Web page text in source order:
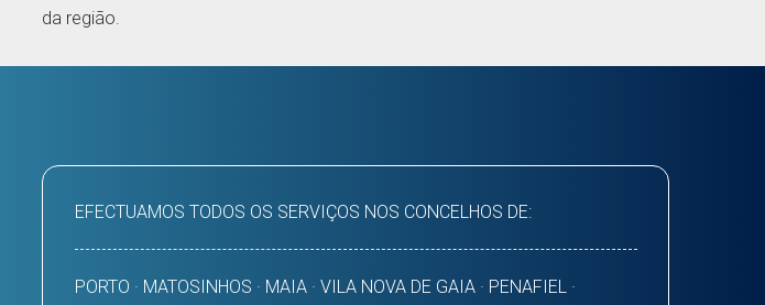
da região.
EFECTUAMOS TODOS OS SERVIÇOS NOS CONCELHOS DE:
PORTO · MATOSINHOS · MAIA · VILA NOVA DE GAIA · PENAFIEL ·